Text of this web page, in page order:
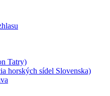
Tatry)
horských sídel Slovenska)